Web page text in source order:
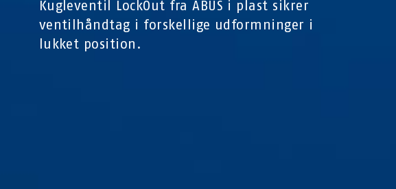
Kugleventil LockOut fra ABUS i plast sikrer
ventilhåndtag i forskellige udformninger i
lukket position.